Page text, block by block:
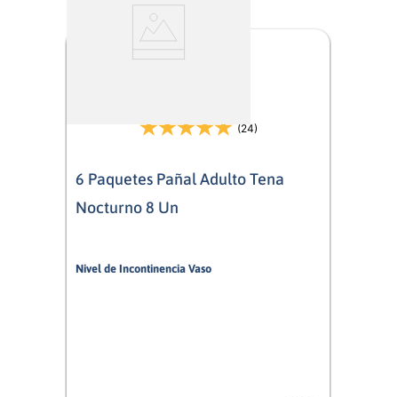
(24)
6 Paquetes Pañal Adulto Tena
Nocturno 8 Un
Nivel de Incontinencia Vaso